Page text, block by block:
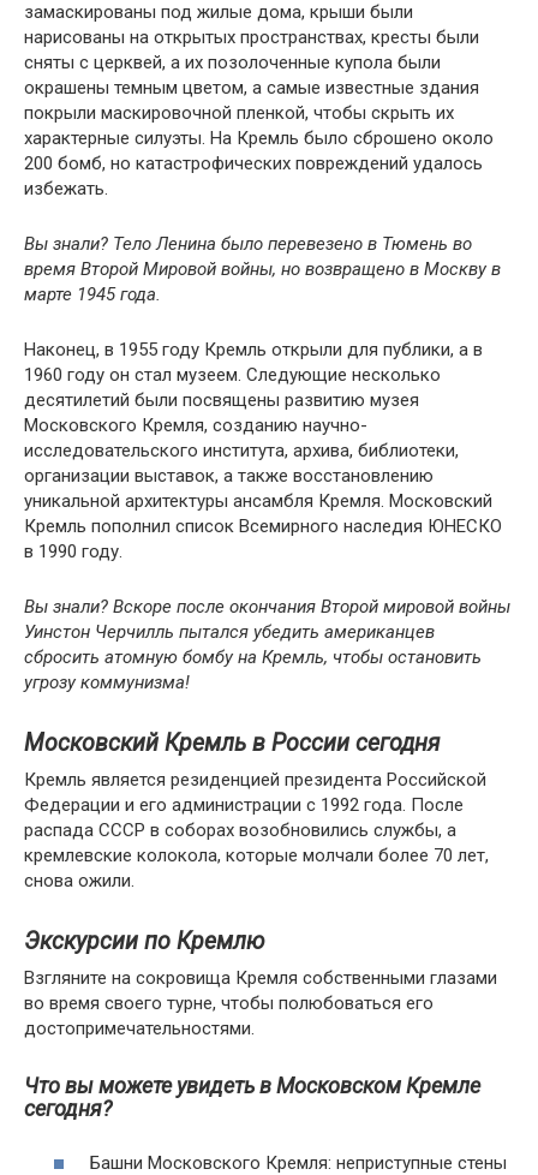
замаскированы под жилые дома, крыши были
нарисованы на открытых пространствах, кресты были
сняты с церквей, а их позолоченные купола были
окрашены темным цветом, а самые известные здания
покрыли маскировочной пленкой, чтобы скрыть их
характерные силуэты. На Кремль было сброшено около
200 бомб, но катастрофических повреждений удалось
избежать.
Вы знали? Тело Ленина было перевезено в Тюмень во
время Второй Мировой войны, но возвращено в Москву в
марте 1945 года.
Наконец, в 1955 году Кремль открыли для публики, а в
1960 году он стал музеем. Следующие несколько
десятилетий были посвящены развитию музея
Московского Кремля, созданию научно-
исследовательского института, архива, библиотеки,
организации выставок, а также восстановлению
уникальной архитектуры ансамбля Кремля. Московский
Кремль пополнил список Всемирного наследия ЮНЕСКО
в 1990 году.
Вы знали? Вскоре после окончания Второй мировой войны
Уинстон Черчилль пытался убедить американцев
сбросить атомную бомбу на Кремль, чтобы остановить
угрозу коммунизма!
Московский Кремль в России сегодня
Кремль является резиденцией президента Российской
Федерации и его администрации с 1992 года. После
распада СССР в соборах возобновились службы, а
кремлевские колокола, которые молчали более 70 лет,
снова ожили.
Экскурсии по Кремлю
Взгляните на сокровища Кремля собственными глазами
во время своего турне, чтобы полюбоваться его
достопримечательностями.
Что вы можете увидеть в Московском Кремле
сегодня?
Башни Московского Кремля: неприступные стены